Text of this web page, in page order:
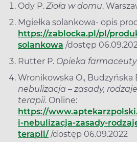
Ody P. Zioła w domu.
Mgiełka solankowa- opis
https://zablocka.pl/pl/
solankowa /dostęp
Rutter P. Opieka
Wronikowska O., Budzyńska
nebulizacja – zasady,
terapii. Online:
https://
i-nebulizacja-zasady-
terapii//dostęp 06.09.2022